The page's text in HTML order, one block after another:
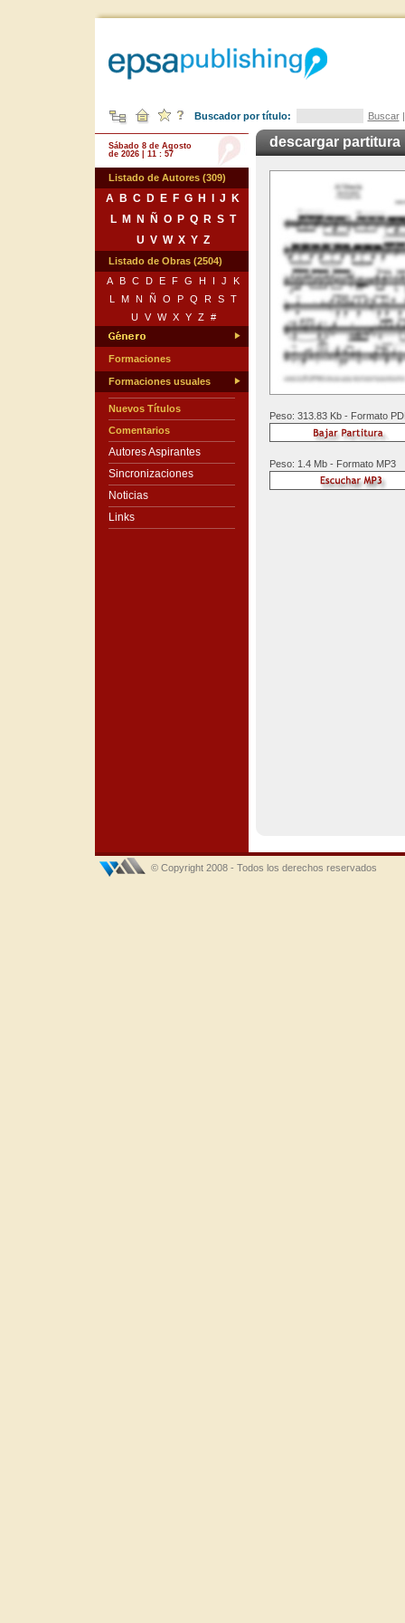
Buscador por título: Buscar
Sábado 8 de Agosto
de 2026 | 11 : 57
Listado de Autores (309)
A B C D E F G H J
K
L
M N Ñ O P Q R S T
U V W X Y Z
Listado de Obras (2504)
A
B C D E F G H I J
K
L
M N Ñ O P Q R S T
U
V W X Y Z #
Formaciones
Formaciones usuales
Nuevos Títulos
Comentarios
Autores Aspirantes
Sincronizaciones
Noticias
Links
descargar partitura
Peso: 313.83 Kb - Formato
Peso: 1.4 Mb - Formato MP3
© Copyright 2008 - Todos los derechos reservados